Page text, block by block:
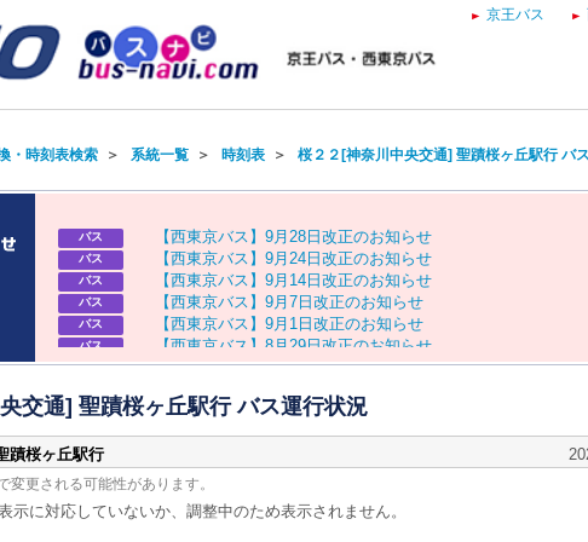
京王バス
・時刻表検索＞ 系統一覧＞ 時刻表＞ 桜２２[神奈川中央交通] 聖蹟桜ヶ丘駅行 バ
バス 【西東京バス 】 9月 28 日 改正のお知 らせ
バス 【西東京バス 】 9月 24 日 改正のお知 らせ
バス 【西東京バス 】 9月 14 日 改正のお知 らせ
バス 【西東京バス 】 9月 7 日 改正のお知 らせ
バス 【西東京バス 】 9月 1 日 改正のお知 らせ
バス 【西東京バス 】 8 月 29日改正のお知 らせ
バス 【京王バス】お盆ダイヤのお知らせ
交通] 聖蹟桜ヶ丘駅行 バス運行状況
蹟桜ヶ丘駅行
更される可能性があります。
示に対応していないか、調整中のため表示されません。